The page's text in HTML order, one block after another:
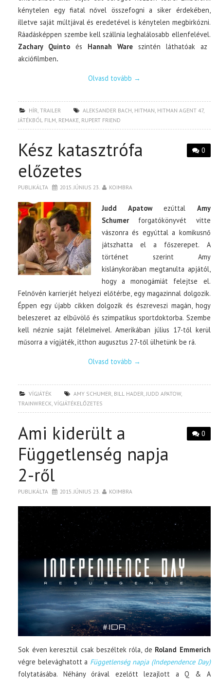
kénytelen egy fiatal nővel összefogni a siker érdekében,
illetve saját múltjával és eredetével is kénytelen megbirkózni.
Ráadásképpen szembe kell szállnia leghalálosabb ellenfelével.
Zachary Quinto és Hannah Wareszintén láthatóak az
akciófilmben.
Olvasd tovább →
HÍR,TRAILER ALEKSANDER BACH, HITMAN, HITMAN AGENT 47,
JÁTÉKBÓL FILM, REMAKE, RUPERT FRIEND
0
Kész katasztrófa
előzetes
PUBLIKÁLTA 2015. JÚNIUS 23. KOIMBRA
Judd Apatowezúttal Amy
Schumerforgatókönyvét vitte
vászonra és egyúttal a komikusnő
játszhatta el a főszerepet. A
történet szerint Amy
kislánykorában megtanulta apjától,
hogy a monogámiát felejtse el.
Felnővén karrierjét helyezi előtérbe, egy magazinnal dolgozik.
Éppen egy újabb cikken dolgozik és észreveszi magán, hogy
beleszeret az elbűvölő és szimpatikus sportdoktorba. Szembe
kell néznie saját félelmeivel. Amerikában július 17-től kerül
műsorra a vígjáték, itthon augusztus 27-től ülhetünk be rá.
Olvasd tovább →
VÍGJÁTÉK AMY SCHUMER, BILL HADER,JUDD APATOW,
TRAINWRECK,VÍGJÁTÉKELŐZETES
0
Ami kiderült a
Függetlenség napja
2-ről
PUBLIKÁLTA 2015. JÚNIUS 23. KOIMBRA
Sok éven keresztül csak beszéltek róla, de Roland Emmerich
végre belevághatott a Függetlenség napja (Independence Day)
folytatásába. Néhány órával ezelőtt lezajlott a Q & A